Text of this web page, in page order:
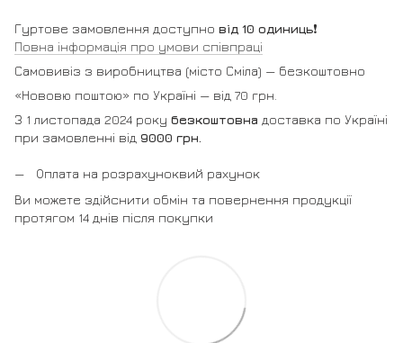
Гуртове замовлення доступно від 10 одиниць❗️
Повна інформація про умови співпраці
Самовивіз з виробництва (місто Сміла) — безкоштовно
«Нововю поштою» по Україні — від 70 грн.
З 1 листопада 2024 року безкоштовна доставка по Україні
при замовленні від 9000 грн.
Оплата на розрахуноквий рахунок
Ви можете здійснити обмін та повернення продукції
протягом 14 днів після покупки